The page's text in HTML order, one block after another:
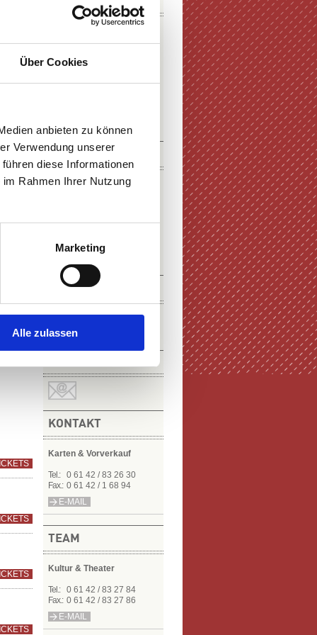
Über Cookies
anbieten zu können
Verwendung unserer
diese Informationen
Rahmen Ihrer Nutzung
Marketing
Alle zulassen
KURZFILM
SOCIAL MEDIA
KONTAKT
Karten & Vorverkauf
Tel.:
0 61 42 / 83 26 30
Fax.: 0 61 42 / 1 68 94
E-MAIL
TEAM
Kultur & Theater
Tel.:
0 61 42 / 83 27 84
Fax.: 0 61 42 / 83 27 86
E-MAIL